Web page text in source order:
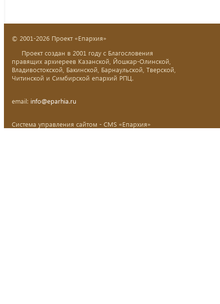
© 2001-2026 Проект «Епархия»
Проект создан в 2001 году с Благословения
правящих архиереев Казанской, Йошкар-Олинской,
Владивостокской, Бакинской, Барнаульской, Тверской,
Читинской и Симбирской епархий РПЦ.
email: info@eparhia.ru
Система управления сайтом - CMS «Епархия»